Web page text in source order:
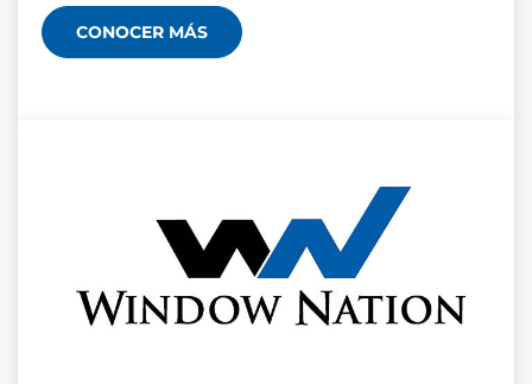
CONOCER MÁS